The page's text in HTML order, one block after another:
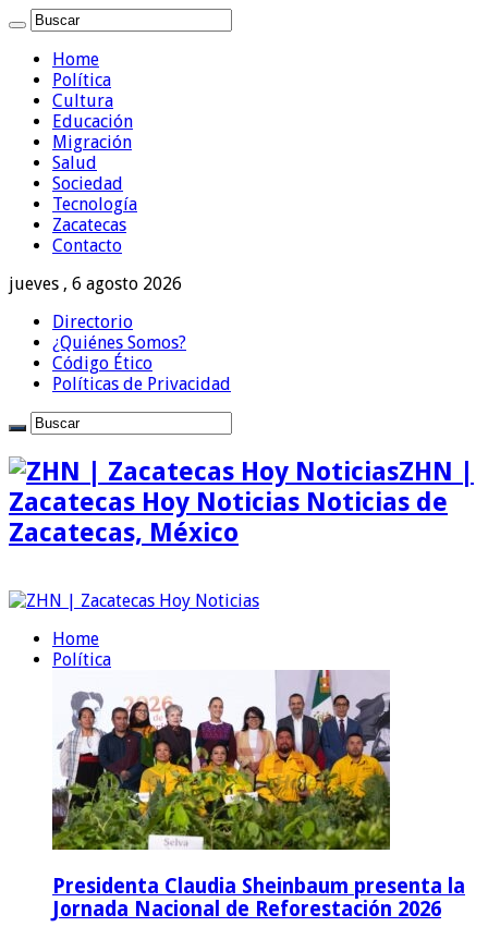
Home
Política
Cultura
Educación
Migración
Salud
Sociedad
Tecnología
Zacatecas
Contacto
jueves , 6 agosto 2026
Directorio
¿Quiénes Somos?
Código Ético
Políticas de Privacidad
ZHN |
Zacatecas Hoy Noticias Noticias de
Zacatecas, México
Home
Política
Presidenta Claudia Sheinbaum presenta la
Jornada Nacional de Reforestación 2026